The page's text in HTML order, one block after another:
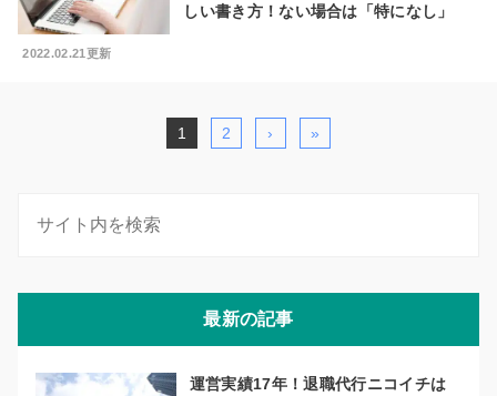
しい書き方！ない場合は「特になし」
2022.02.21更新
1 2 › »
最新の記事
運営実績17年！退職代行ニコイチは